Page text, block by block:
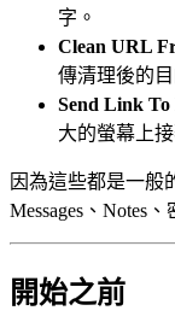
字。
Clean URL
傳清理後的目
Send Link To
大的螢幕上
因為這些都是一般
Messages、Notes
開始之前